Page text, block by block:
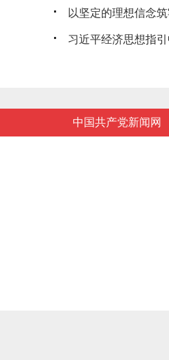
以坚定的理想信念
习近平经济思想指
中国共产党新闻网